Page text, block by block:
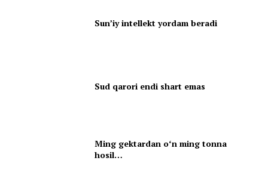
Sun’iy intellekt yordam beradi
Sud qarori endi shart emas
Ming gektardan oʻn ming tonna
hosil…